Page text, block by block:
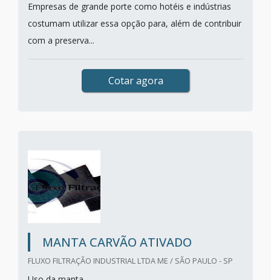
Empresas de grande porte como hotéis e indústrias
costumam utilizar essa opção para, além de contribuir
com a preserva...
Cotar agora
MANTA CARVÃO ATIVADO
FLUXO FILTRAÇÃO INDUSTRIAL LTDA ME / SÃO PAULO - SP